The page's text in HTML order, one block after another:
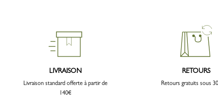
LIVRAISON
Livraison standard offerte à partir de
140€
RETOURS
Retours gratuits sous